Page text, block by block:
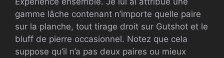
gamme lâche contenant n’importe quelle paire
sur la planche, tout tirage droit sur Gutshot et le
bluff de pierre occasionnel. Notez que cela
suppose qu’il n’a pas deux paires ou mieux